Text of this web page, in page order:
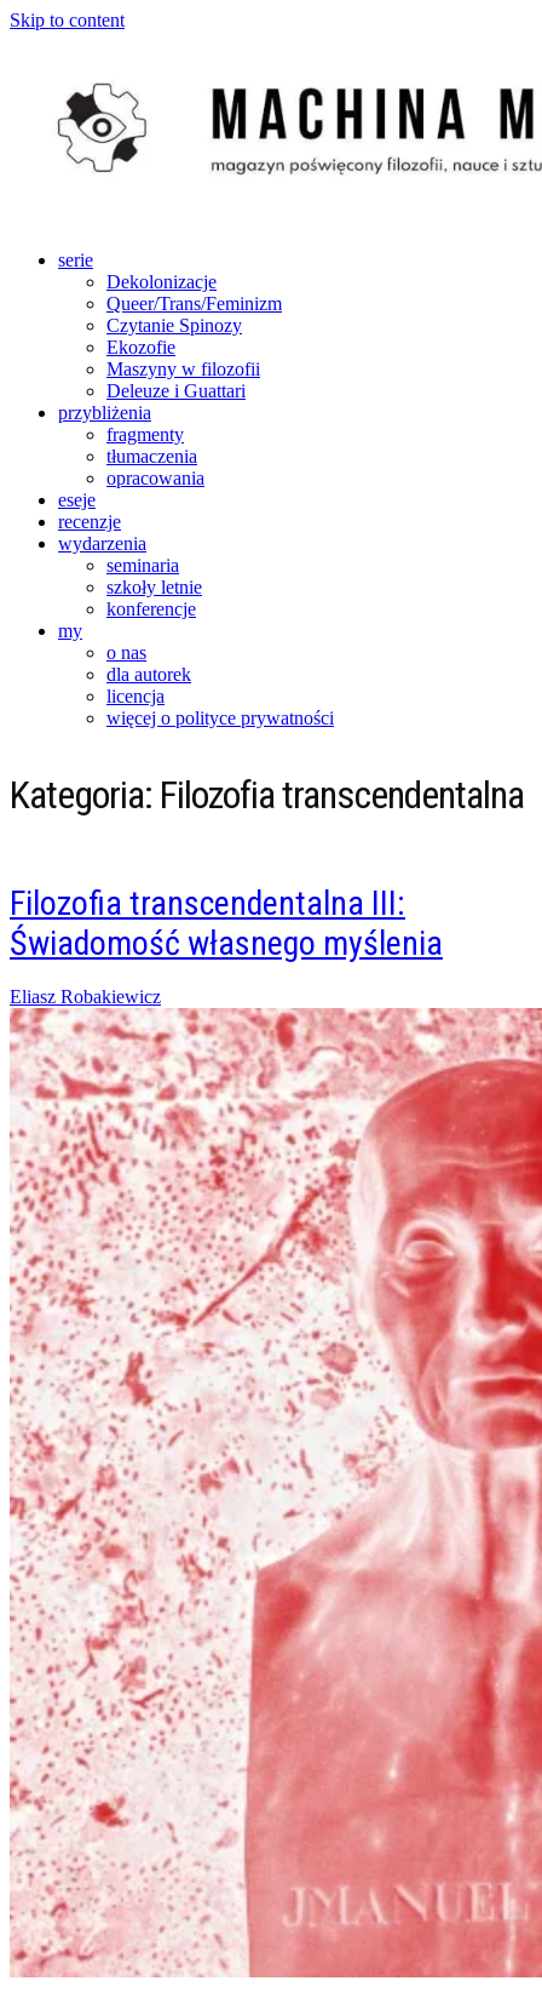
Skip to content
serie
Dekolonizacje
Queer/Trans/Feminizm
Czytanie Spinozy
Ekozofie
Maszyny w filozofii
Deleuze i Guattari
przybliżenia
fragmenty
tłumaczenia
opracowania
eseje
recenzje
wydarzenia
seminaria
szkoły letnie
konferencje
my
o nas
dla autorek
licencja
więcej o polityce prywatności
Kategoria: Filozofia transcendentalna
Filozofia transcendentalna III:
Świadomość własnego myślenia
Posted
on
18/04/201507/02/2016
Eliasz Robakiewicz